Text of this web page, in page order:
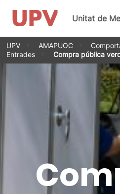
Vés
contingut
Unitat de
UPV AMAPUOC
Entrades
Compra pública